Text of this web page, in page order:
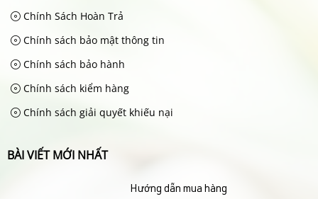
Chính Sách Hoàn Trả
Chính sách bảo mật thông tin
Chính sách bảo hành
Chính sách kiểm hàng
Chính sách giải quyết khiếu nại
BÀI VIẾT MỚI NHẤT
Hướng dẫn mua hàng